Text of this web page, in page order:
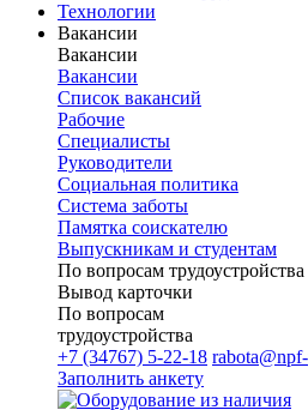
Технологии
Вакансии
Вакансии
Вакансии
Список вакансий
Рабочие
Специалисты
Руководители
Cоциальная политика
Система заботы
Памятка соискателю
Выпускникам и студентам
По вопросам трудоустройства
Вывод карточки
По вопросам
трудоустройства
+7 (34767) 5-22-18
Заполнить анкету